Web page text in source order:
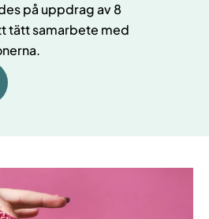
på uppdrag av 8
tätt samarbete med